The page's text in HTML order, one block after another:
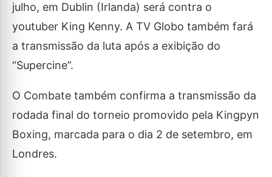
julho, em Dublin (Irlanda) será contra o
youtuber King Kenny. A TV Globo também fará
a transmissão da luta após a exibição do
“Supercine”.
O Combate também confirma a transmissão da
rodada final do torneio promovido pela Kingpyn
Boxing, marcada para o dia 2 de setembro, em
Londres.